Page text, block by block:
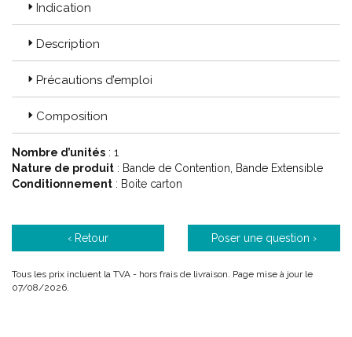
Indication
Description
Précautions d’emploi
Composition
Nombre d’unités : 1
Nature de produit : Bande de Contention, Bande Extensible
Conditionnement : Boite carton
‹ Retour Poser une question ›
Tous les prix incluent la TVA - hors frais de livraison. Page mise à jour le
07/08/2026.